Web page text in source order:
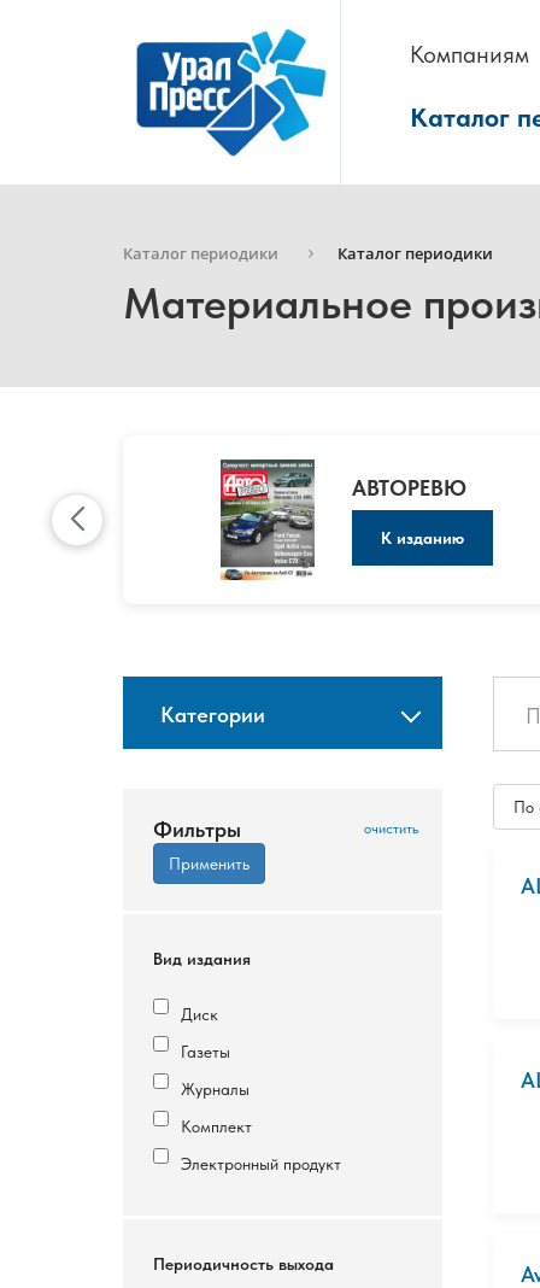
Компаниям
Каталог
Каталог периодики Каталог периодики
Материальное
АВТОРЕВЮ
К изданию
Категории
Фильтры
Вид издания
Диск
Газеты
Журналы
Комплект
Электронный продукт
Периодичность выхода
По